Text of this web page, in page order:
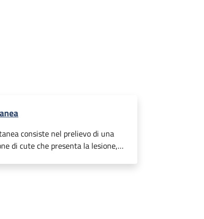
consiste nel prelievo di una
di cute che presenta la lesione,